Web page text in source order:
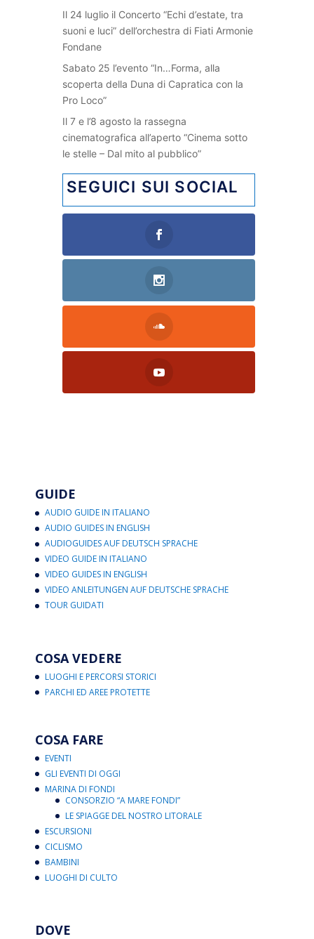
Il 24 luglio il Concerto “Echi d’estate, tra
suoni e luci” dell’orchestra di Fiati Armonie
Fondane
Sabato 25 l’evento “In…Forma, alla
scoperta della Duna di Capratica con la
Pro Loco”
Il 7 e l’8 agosto la rassegna
cinematografica all’aperto “Cinema sotto
le stelle – Dal mito al pubblico”
SEGUICI SUI SOCIAL
GUIDE
AUDIO GUIDE IN ITALIANO
AUDIO GUIDES IN ENGLISH
AUDIOGUIDES AUF DEUTSCH SPRACHE
VIDEO GUIDE IN ITALIANO
VIDEO GUIDES IN ENGLISH
VIDEO ANLEITUNGEN AUF DEUTSCHE SPRACHE
TOUR GUIDATI
COSA VEDERE
LUOGHI E PERCORSI STORICI
PARCHI ED AREE PROTETTE
COSA FARE
EVENTI
GLI EVENTI DI OGGI
MARINA DI FONDI
CONSORZIO “A MARE FONDI”
LE SPIAGGE DEL NOSTRO LITORALE
ESCURSIONI
CICLISMO
BAMBINI
LUOGHI DI CULTO
DOVE